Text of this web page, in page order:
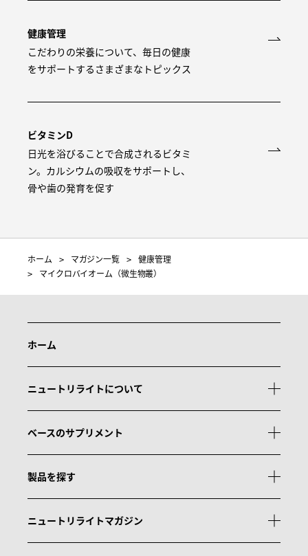
健康管理
こだわりの栄養について、毎日の健康
をサポートするさまざまなトピックス
ビタミンD
日光を浴びることで合成されるビタミ
ン。カルシウムの吸収をサポートし、
骨や歯の発育を促す
ホーム マガジン一覧
健康管理
マイクロバイオーム（微生物叢）
ホーム
ニュートリライトについて
ベースのサプリメント
製品を探す
ニュートリライトマガジン